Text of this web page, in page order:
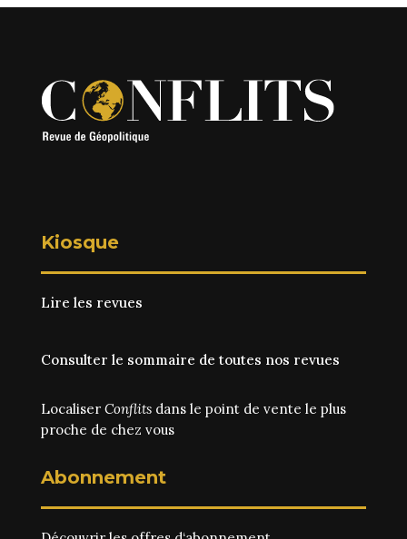
Kiosque
Lire les revues
Consulter le sommaire de toutes nos revues
Localiser Conflitsdans le point de vente le plus
proche de chez vous
Abonnement